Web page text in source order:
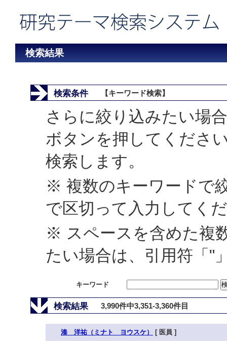
検索結果
検索条件 【キーワード検索】
さらに絞り込みたい場
ボタンを押してくださ
検索します。
※ 複数のキーワードで
で区切って入力してく
※ スペースを含めた複
たい場合は、引用符「"
キーワード
検索結果 3,990件中3,351-3,360件目
湊 洋祐（ミナト ヨウスケ） [ 医員 ]